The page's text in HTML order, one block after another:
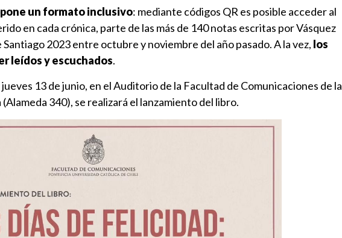
un formato inclusivo: mediante códigos QR es posible acceder al
en cada crónica, parte de las más de 140 notas escritas por Vásquez
2023 entre octubre y noviembre del año pasado. A la vez, los
leídos y escuchados.
13 de junio, en el Auditorio de la Facultad de Comunicaciones de la
340), se realizará el lanzamiento del libro.